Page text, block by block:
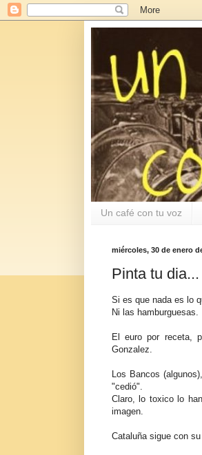
Un café con tu voz
miércoles, 30 de enero
Pinta tu dia...
Si es que nada es lo
Ni las hamburguesas.
El euro por receta,
Gonzalez.
Los Bancos
"cedió".
Claro, lo toxico lo
imagen.
Cataluña sigue con